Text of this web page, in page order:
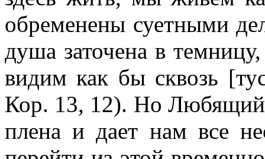
обременены суетными
душа заточена в
видим как бы сквозь
Кор. 13, 12). Но Любящий
плена и дает нам все